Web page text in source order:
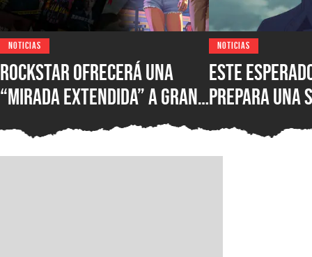
NOTICIAS
Rockstar ofrecerá una
“mirada extendida” a Grand
pero necesitarás una
NOTICIAS
Este
prepara una
septiembre
Kaiju No. 8